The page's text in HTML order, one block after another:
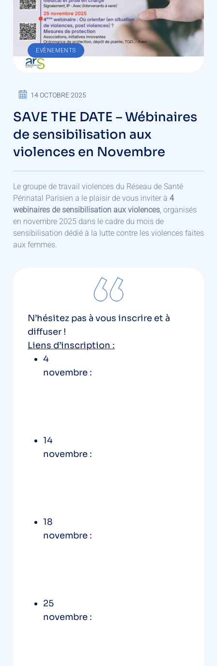
EVÈNEMENTS
14 OCTOBRE 2025
SAVE THE DATE – Wébinaires
de sensibilisation aux
violences en Novembre
Le groupe de travail violences du Réseau de Santé
Périnatal Parisien a le plaisir de vous inviter à 4
webinaires de sensibilisation aux violences, organisés
en novembre 2025 dans le cadre du mois de
sensibilisation dédié à la lutte contre les violences faites
aux femmes.
N’hésitez pas à vous inscrire et à
diffuser !
Liens d’inscription :
4
novembre :
14
novembre :
18
novembre :
25
novembre :